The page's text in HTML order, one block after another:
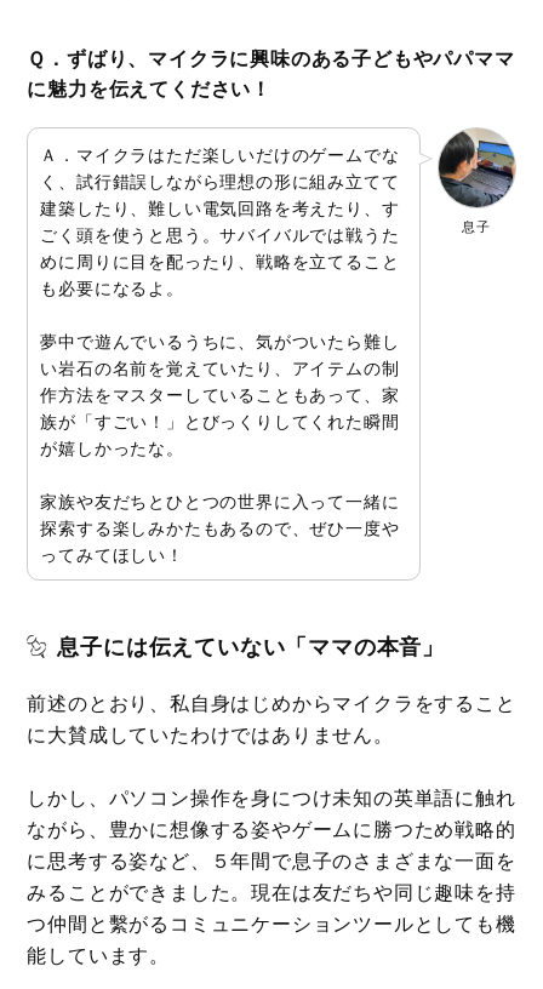
Ｑ．ずばり、マイクラに興味のある子どもやパパママ
に魅力を伝えてください！
息子
Ａ．マイクラはただ楽しいだけのゲームでな
く、試行錯誤しながら理想の形に組み立てて
建築したり、難しい電気回路を考えたり、す
ごく頭を使うと思う。サバイバルでは戦うた
めに周りに目を配ったり、戦略を立てること
も必要になるよ。
夢中で遊んでいるうちに、気がついたら難し
い岩石の名前を覚えていたり、アイテムの制
作方法をマスターしていることもあって、家
族が「すごい！」とびっくりしてくれた瞬間
が嬉しかったな。
家族や友だちとひとつの世界に入って一緒に
探索する楽しみかたもあるので、ぜひ一度や
ってみてほしい！
息子には伝えていない「ママの本音」
前述のとおり、私自身はじめからマイクラをすること
に大賛成していたわけではありません。
しかし、パソコン操作を身につけ未知の英単語に触れ
ながら、豊かに想像する姿やゲームに勝つため戦略的
に思考する姿など、５年間で息子のさまざまな一面を
みることができました。現在は友だちや同じ趣味を持
つ仲間と繫がるコミュニケーションツールとしても機
能しています。